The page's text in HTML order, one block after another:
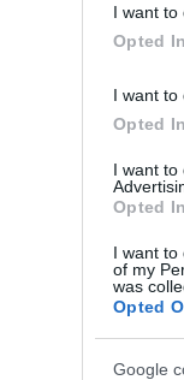
I want to
Opted In
I want to
Opted In
I want to
Opted In
I want to
of my
was
Opted
Google